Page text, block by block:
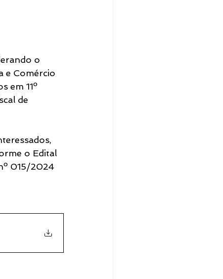
Junta Militar
RPPS
o
e Comércio
em 11º
de
o Edital
015/2024